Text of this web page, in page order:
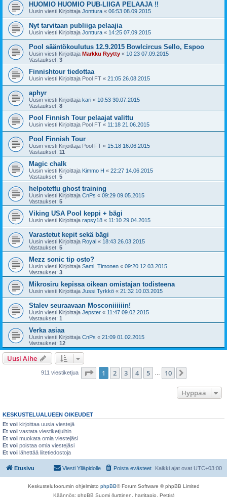
HUOMIO HUOMIO PUB-LIIGA PELAAJA !!
Uusin viesti Kirjoittaja Jonttura « 06:53 08.09.2015
Nyt tarvitaan publiiga pelaajia
Uusin viesti Kirjoittaja Jonttura « 14:25 07.09.2015
Pool sääntökoulutus 12.9.2015 Bowlcircus Sello, Espoo
Uusin viesti Kirjoittaja Markku Ryytty « 10:23 07.09.2015
Vastaukset: 3
Finnishtour tiedottaa
Uusin viesti Kirjoittaja Pool FT « 21:05 26.08.2015
aphyr
Uusin viesti Kirjoittaja kari « 10:53 30.07.2015
Vastaukset: 8
Pool Finnish Tour pelaajat valittu
Uusin viesti Kirjoittaja Pool FT « 11:18 21.06.2015
Pool Finnish Tour
Uusin viesti Kirjoittaja Pool FT « 15:18 16.06.2015
Vastaukset: 11
Magic chalk
Uusin viesti Kirjoittaja Kimmo H « 22:27 14.06.2015
Vastaukset: 5
helpotettu ghost training
Uusin viesti Kirjoittaja CnPs « 09:29 09.05.2015
Vastaukset: 5
Viking USA Pool keppi + bägi
Uusin viesti Kirjoittaja rapsy18 « 11:10 29.04.2015
Varastetut kepit sekä bägi
Uusin viesti Kirjoittaja Royal « 18:43 26.03.2015
Vastaukset: 5
Mezz sonic tip osto?
Uusin viesti Kirjoittaja Sami_Timonen « 09:20 12.03.2015
Vastaukset: 3
Mikrosiru kepissa oikean omistajan todisteena
Uusin viesti Kirjoittaja Jussi Tyrkkö « 21:32 10.03.2015
Stalev seuraavaan Mosconiiiiiin!
Uusin viesti Kirjoittaja Jepster « 11:47 09.02.2015
Vastaukset: 1
Verka asiaa
Uusin viesti Kirjoittaja CnPs « 21:09 01.02.2015
Vastaukset: 12
Uusi Aihe
911 viestiketjua Sivu /10
1 2 3 4 5 … 10
Hyppää
KESKUSTELUALUEEN OIKEUDET
Et voi kirjoittaa uusia viestejä
Et voi vastata viestiketjuihin
Et voi muokata omia viestejäsi
Et voi poistaa omia viestejäsi
Et voi lähettää liitetiedostoja
Etusivu Kaikki ajat ovat UTC+03:00
Poista evästeet
Viesti Ylläpidolle
Keskustelufoorumin ohjelmisto phpBB® Forum Software © phpBB Limited
Käännös: phpBB Suomi (lurttinen, harritapio, Pettis)